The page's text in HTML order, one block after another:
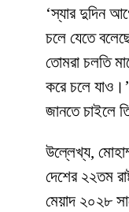
‘স্যার দুদিন
চলে যেতে
তোমরা চলতি
করে চলে
জানতে চাইলে
উল্লেখ্য,
দেশের ২২তম
মেয়াদ ২০২৮